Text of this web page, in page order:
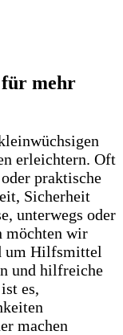
mehr
erleichtern. Oft
praktische
Sicherheit
unterwegs oder
möchten wir
um Hilfsmittel
und hilfreiche
es,
machen